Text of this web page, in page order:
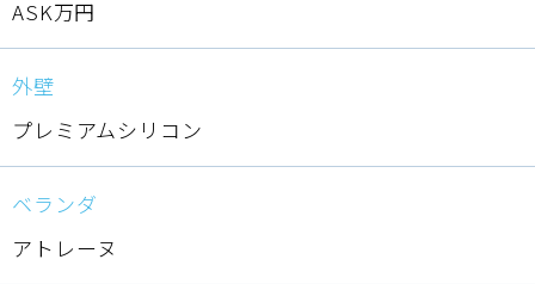
ASK万円
外壁
プレミアムシリコン
ベランダ
アトレーヌ